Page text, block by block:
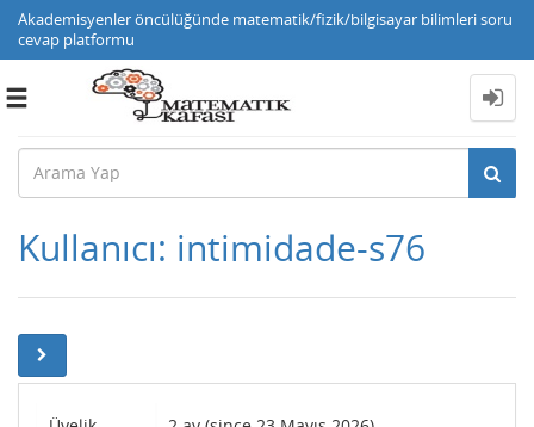
Akademisyenler öncülüğünde matematik/fizik/bilgisayar bilimleri soru
cevap platformu
Toggle
Kullanıcı: intimidade-s76